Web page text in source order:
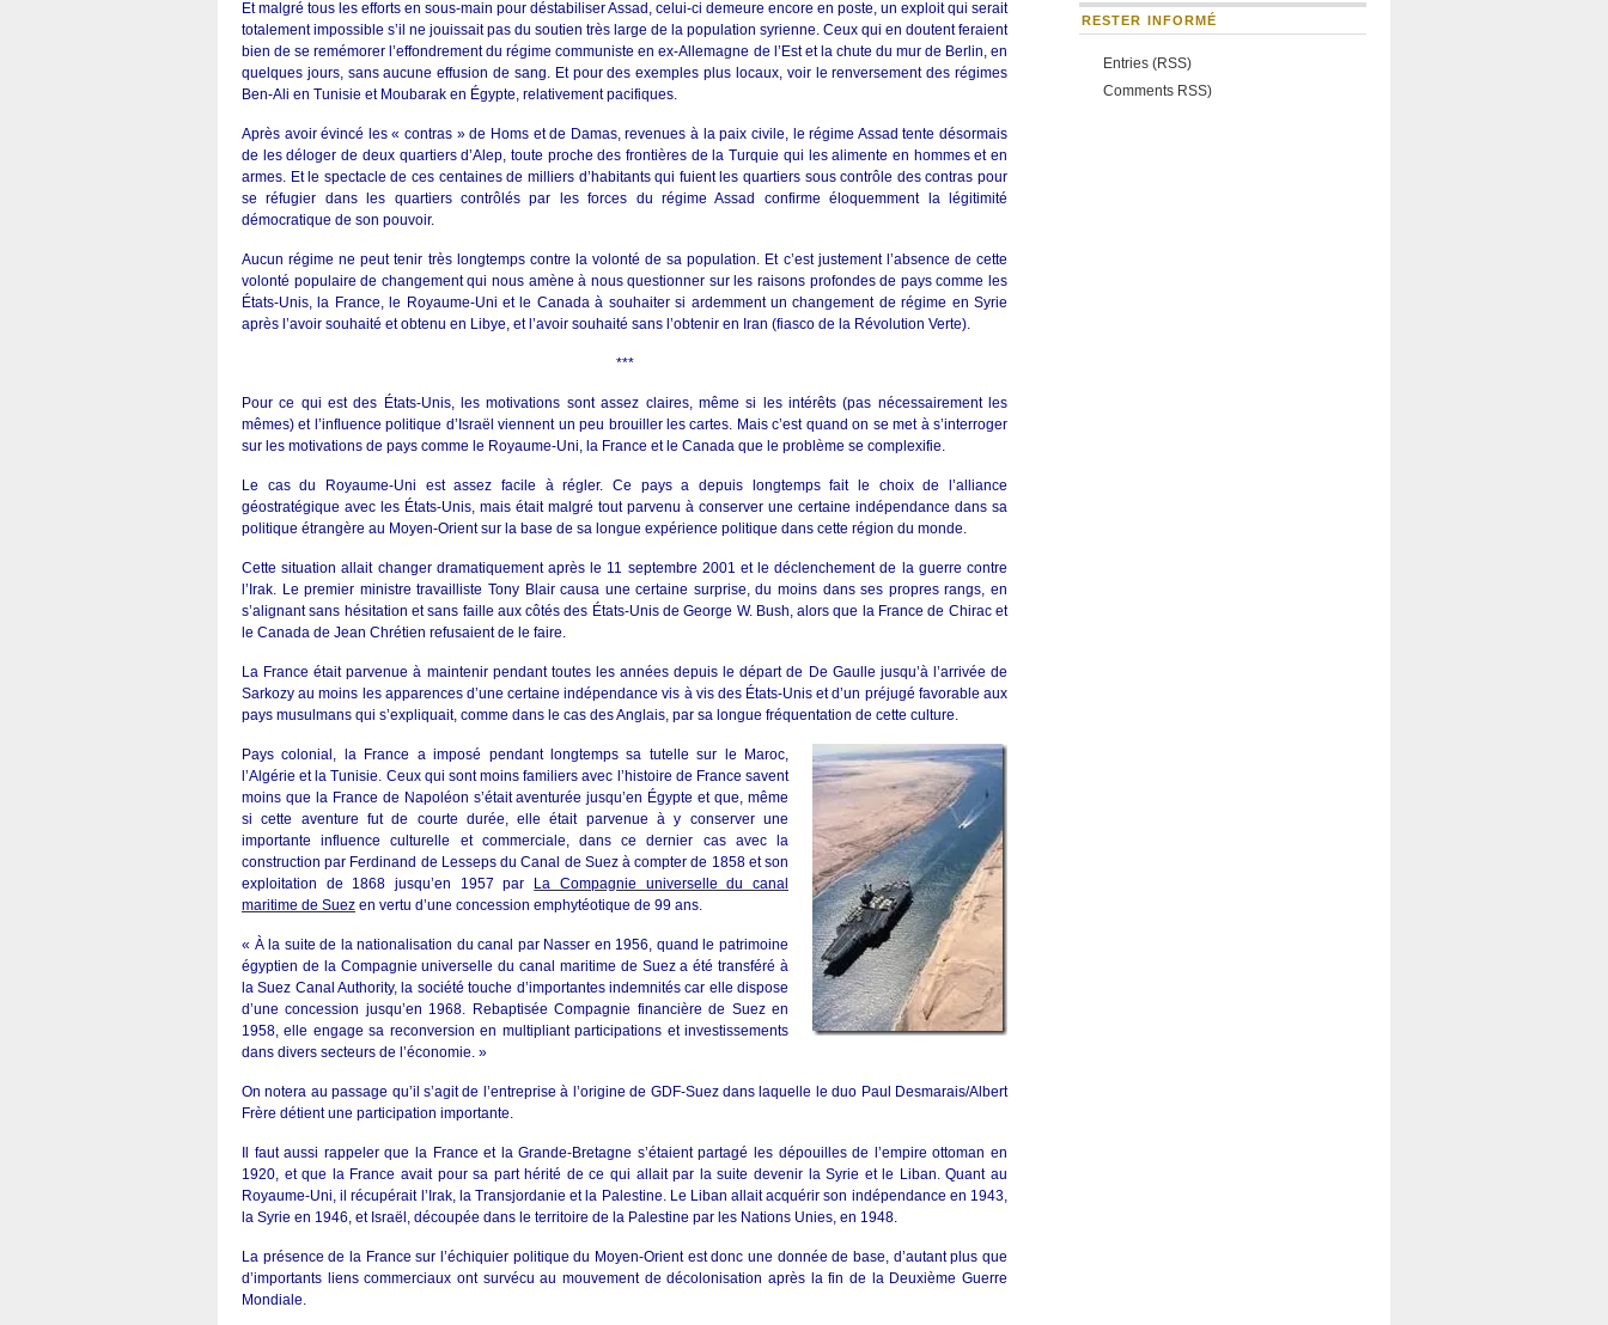
Et malgré tous les efforts en sous-main pour déstabiliser Assad, celui-ci demeure encore en poste, un exploit qui serait
totalement impossible s’il ne jouissait pas du soutien très large de la population syrienne. Ceux qui en doutent feraient
bien de se remémorer l’effondrement du régime communiste en ex-Allemagne de l’Est et la chute du mur de Berlin, en
quelques jours, sans aucune effusion de sang. Et pour des exemples plus locaux, voir le renversement des régimes
Ben-Ali en Tunisie et Moubarak en Égypte, relativement pacifiques.
Après avoir évincé les « contras » de Homs et de Damas, revenues à la paix civile, le régime Assad tente désormais
de les déloger de deux quartiers d’Alep, toute proche des frontières de la Turquie qui les alimente en hommes et en
armes. Et le spectacle de ces centaines de milliers d’habitants qui fuient les quartiers sous contrôle des contras pour
se réfugier dans les quartiers contrôlés par les forces du régime Assad confirme éloquemment la légitimité
démocratique de son pouvoir.
Aucun régime ne peut tenir très longtemps contre la volonté de sa population. Et c’est justement l’absence de cette
volonté populaire de changement qui nous amène à nous questionner sur les raisons profondes de pays comme les
États-Unis, la France, le Royaume-Uni et le Canada à souhaiter si ardemment un changement de régime en Syrie
après l’avoir souhaité et obtenu en Libye, et l’avoir souhaité sans l’obtenir en Iran (fiasco de la Révolution Verte).
***
Pour ce qui est des États-Unis, les motivations sont assez claires, même si les intérêts (pas nécessairement les
mêmes) et l’influence politique d’Israël viennent un peu brouiller les cartes. Mais c’est quand on se met à s’interroger
sur les motivations de pays comme le Royaume-Uni, la France et le Canada que le problème se complexifie.
Le cas du Royaume-Uni est assez facile à régler. Ce pays a depuis longtemps fait le choix de l’alliance
géostratégique avec les États-Unis, mais était malgré tout parvenu à conserver une certaine indépendance dans sa
politique étrangère au Moyen-Orient sur la base de sa longue expérience politique dans cette région du monde.
Cette situation allait changer dramatiquement après le 11 septembre 2001 et le déclenchement de la guerre contre
l’Irak. Le premier ministre travailliste Tony Blair causa une certaine surprise, du moins dans ses propres rangs, en
s’alignant sans hésitation et sans faille aux côtés des États-Unis de George W. Bush, alors que la France de Chirac et
le Canada de Jean Chrétien refusaient de le faire.
La France était parvenue à maintenir pendant toutes les années depuis le départ de De Gaulle jusqu’à l’arrivée de
Sarkozy au moins les apparences d’une certaine indépendance vis à vis des États-Unis et d’un préjugé favorable aux
pays musulmans qui s’expliquait, comme dans le cas des Anglais, par sa longue fréquentation de cette culture.
Pays colonial, la France a imposé pendant longtemps sa tutelle sur le Maroc,
l’Algérie et la Tunisie. Ceux qui sont moins familiers avec l’histoire de France savent
moins que la France de Napoléon s’était aventurée jusqu’en Égypte et que, même
si cette aventure fut de courte durée, elle était parvenue à y conserver une
importante influence culturelle et commerciale, dans ce dernier cas avec la
construction par Ferdinand de Lesseps du Canal de Suez à compter de 1858 et son
exploitation de 1868 jusqu’en 1957 par
La Compagnie universelle du canal
maritime de Suez en vertu d’une concession emphytéotique de 99 ans.
« À la suite de la nationalisation du canal par Nasser en 1956, quand le patrimoine
égyptien de la Compagnie universelle du canal maritime de Suez a été transféré à
la Suez Canal Authority, la société touche d’importantes indemnités car elle dispose
d’une concession jusqu’en 1968. Rebaptisée Compagnie financière de Suez en
1958, elle engage sa reconversion en multipliant participations et investissements
dans divers secteurs de l’économie. »
On notera au passage qu’il s’agit de l’entreprise à l’origine de GDF-Suez dans laquelle le duo Paul Desmarais/Albert
Frère détient une participation importante.
Il faut aussi rappeler que la France et la Grande-Bretagne s’étaient partagé les dépouilles de l’empire ottoman en
1920, et que la France avait pour sa part hérité de ce qui allait par la suite devenir la Syrie et le Liban. Quant au
Royaume-Uni, il récupérait l’Irak, la Transjordanie et la Palestine. Le Liban allait acquérir son indépendance en 1943,
la Syrie en 1946, et Israël, découpée dans le territoire de la Palestine par les Nations Unies, en 1948.
La présence de la France sur l’échiquier politique du Moyen-Orient est donc une donnée de base, d’autant plus que
d’importants liens commerciaux ont survécu au mouvement de décolonisation après la fin de la Deuxième Guerre
Mondiale.
RESTER INFORMÉ
Entries (RSS)
Comments RSS)